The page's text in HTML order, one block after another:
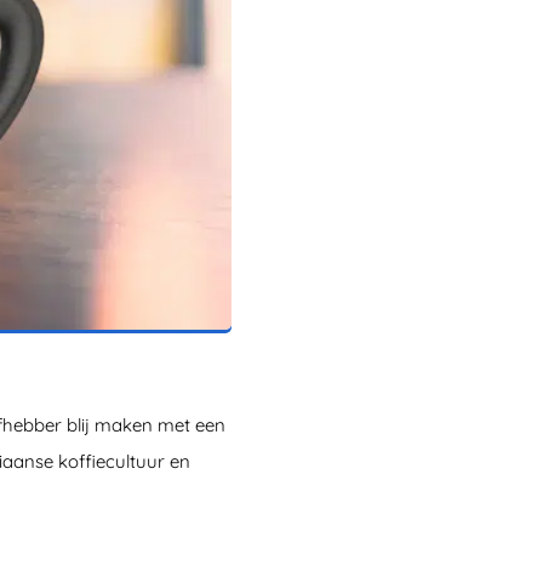
blij maken met een
koffiecultuur en